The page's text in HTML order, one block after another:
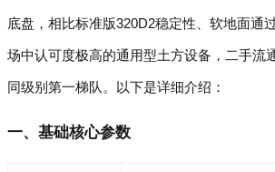
底盘，相比标准版320D2稳定性、软地面通
场中认可度极高的通用型土方设备，二手流
同级别第一梯队。以下是详细介绍：
一、基础核心参数